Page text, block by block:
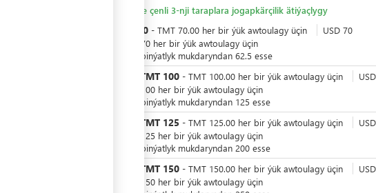
15 güne çenli 3-nji taraplara jogapkärçilik ätiýaçlygy
70 - TMT 70.00 her bir ýük awtoulagy üçin USD 70
70 her bir ýük awtoulagy üçin
salgyt binýatlyk mukdaryndan 62.5 esse
TMT 100 - TMT 100.00 her bir ýük awtoulagy üçin USD
100 her bir ýük awtoulagy üçin
salgyt binýatlyk mukdaryndan 125 esse
TMT 125 - TMT 125.00 her bir ýük awtoulagy üçin USD
125 her bir ýük awtoulagy üçin
salgyt binýatlyk mukdaryndan 200 esse
TMT 150 - TMT 150.00 her bir ýük awtoulagy üçin USD
150 her bir ýük awtoulagy üçin